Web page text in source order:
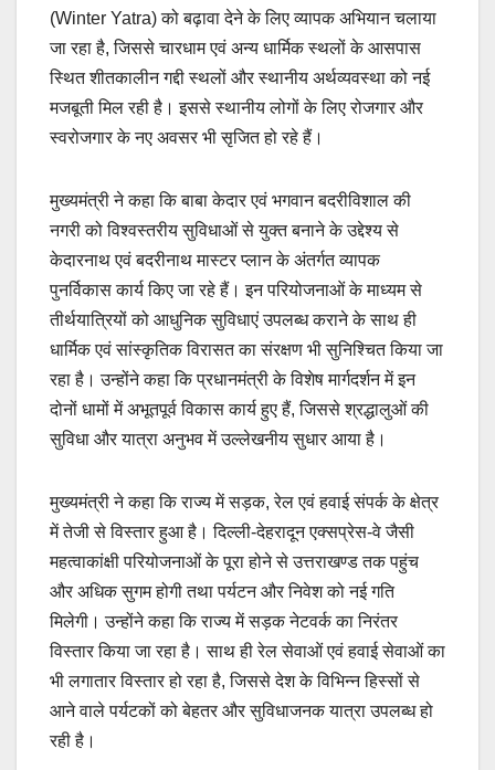
(Winter Yatra) को बढ़ावा देने के लिए व्यापक अभियान चलाया
जा रहा है, जिससे चारधाम एवं अन्य धार्मिक स्थलों के आसपास
स्थित शीतकालीन गद्दी स्थलों और स्थानीय अर्थव्यवस्था को नई
मजबूती मिल रही है। इससे स्थानीय लोगों के लिए रोजगार और
स्वरोजगार के नए अवसर भी सृजित हो रहे हैं।
मुख्यमंत्री ने कहा कि बाबा केदार एवं भगवान बदरीविशाल की
नगरी को विश्वस्तरीय सुविधाओं से युक्त बनाने के उद्देश्य से
केदारनाथ एवं बदरीनाथ मास्टर प्लान के अंतर्गत व्यापक
पुनर्विकास कार्य किए जा रहे हैं। इन परियोजनाओं के माध्यम से
तीर्थयात्रियों को आधुनिक सुविधाएं उपलब्ध कराने के साथ ही
धार्मिक एवं सांस्कृतिक विरासत का संरक्षण भी सुनिश्चित किया जा
रहा है। उन्होंने कहा कि प्रधानमंत्री के विशेष मार्गदर्शन में इन
दोनों धामों में अभूतपूर्व विकास कार्य हुए हैं, जिससे श्रद्धालुओं की
सुविधा और यात्रा अनुभव में उल्लेखनीय सुधार आया है।
मुख्यमंत्री ने कहा कि राज्य में सड़क, रेल एवं हवाई संपर्क के क्षेत्र
में तेजी से विस्तार हुआ है। दिल्ली-देहरादून एक्सप्रेस-वे जैसी
महत्वाकांक्षी परियोजनाओं के पूरा होने से उत्तराखण्ड तक पहुंच
और अधिक सुगम होगी तथा पर्यटन और निवेश को नई गति
मिलेगी। उन्होंने कहा कि राज्य में सड़क नेटवर्क का निरंतर
विस्तार किया जा रहा है। साथ ही रेल सेवाओं एवं हवाई सेवाओं का
भी लगातार विस्तार हो रहा है, जिससे देश के विभिन्न हिस्सों से
आने वाले पर्यटकों को बेहतर और सुविधाजनक यात्रा उपलब्ध हो
रही है।